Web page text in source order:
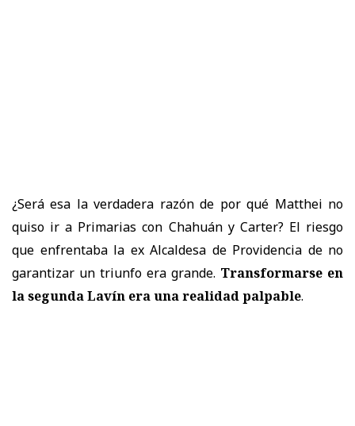
¿Será esa la verdadera razón de por qué Matthei no
quiso ir a Primarias con Chahuán y Carter? El riesgo
que enfrentaba la ex Alcaldesa de Providencia de no
garantizar un triunfo era grande. Transformarse en
la segunda Lavín era una realidad palpable.